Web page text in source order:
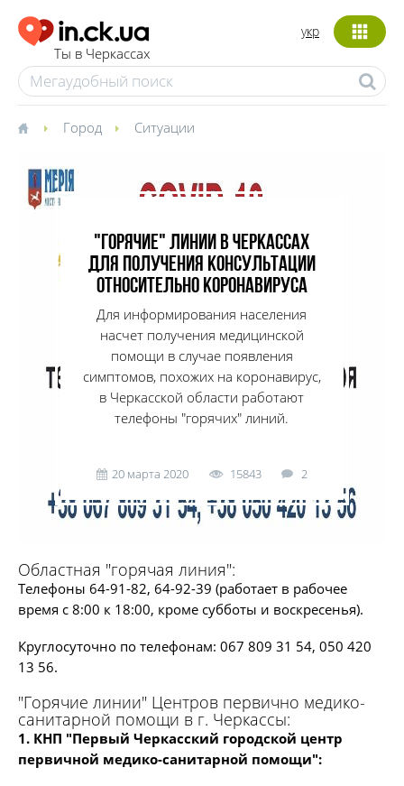
Ты в Черкассах
укр
Город Ситуации
"Горячие" линии в Черкассах
для получения консультации
относительно коронавируса
Для информирования населения
насчет получения медицинской
помощи в случае появления
симптомов, похожих на коронавирус,
в Черкасской области работают
телефоны "горячих" линий.
20 марта 2020 15843 2
Областная "горячая линия":
Телефоны 64-91-82, 64-92-39 (работает в рабочее
время с 8:00 к 18:00, кроме субботы и воскресенья).
Круглосуточно по телефонам: 067 809 31 54, 050 420
13 56.
"Горячие линии" Центров первично медико-
санитарной помощи в г. Черкассы:
1. КНП "Первый Черкасский городской центр
первичной медико-санитарной помощи":